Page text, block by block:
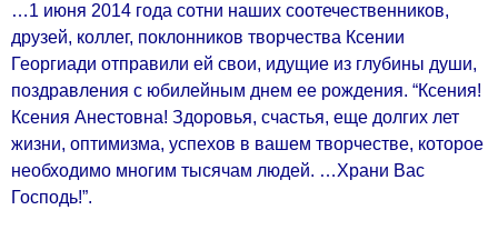
…1 июня 2014 года сотни наших соотечественников,
друзей, коллег, поклонников творчества Ксении
Георгиади отправили ей свои, идущие из глубины души,
поздравления с юбилейным днем ее рождения. “Ксения!
Ксения Анестовна! Здоровья, счастья, еще долгих лет
жизни, оптимизма, успехов в вашем творчестве, которое
необходимо многим тысячам людей. …Храни Вас
Господь!”.